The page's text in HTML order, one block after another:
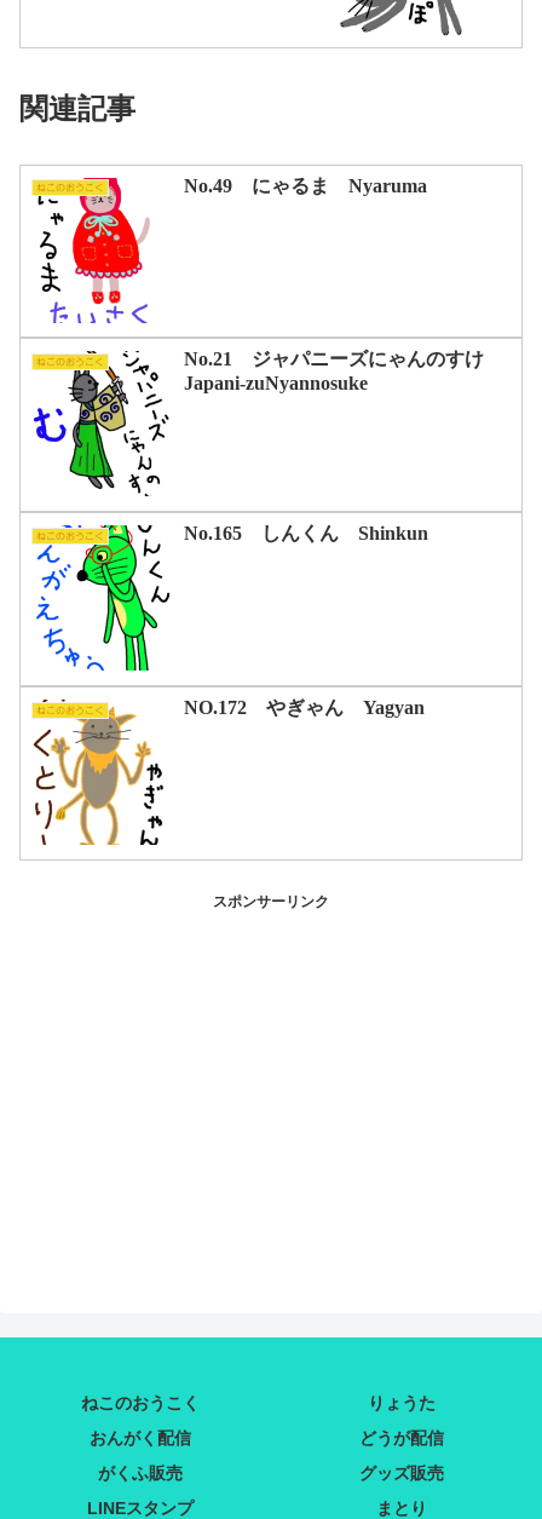
関連記事
ねこのおうこく No.49 にゃるま Nyaruma
ねこのおうこく
No.21 ジャパニーズにゃんのすけ
Japani-zuNyannosuke
ねこのおうこく No.165 しんくん Shinkun
ねこのおうこく NO.172 やぎゃん Yagyan
スポンサーリンク
ねこのおうこく
りょうた
おんがく配信
どうが配信
がくふ販売
グッズ販売
LINEスタンプ
まとり